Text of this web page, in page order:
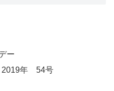
ー
年 54号